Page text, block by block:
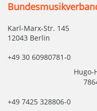
Karl-Marx-Str. 145
12043 Berlin
+49 30 60980781-0
Hugo-
+49 7425 328806-0